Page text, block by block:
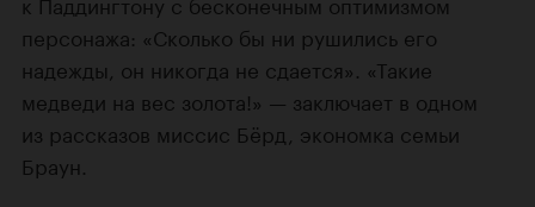
персонажа: «Сколько бы ни рушились его
надежды, он никогда не сдается». «Такие
медведи на вес золота!» — заключает в одном
из рассказов миссис Бёрд, экономка семьи
Браун.